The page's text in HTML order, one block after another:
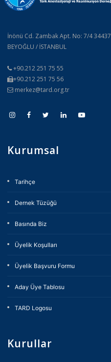
İnönü Cd. Zambak Apt. No: 7/4 34437
BEYOĞLU / İSTANBUL
+90.212 251 75 55
+90.212 251 75 56
merkez@tard.org.tr
Kurumsal
Tarihçe
Dernek Tüzüğü
Basında Biz
Üyelik Koşulları
Üyelik Başvuru Formu
Aday Üye Tablosu
TARD Logosu
Kurullar